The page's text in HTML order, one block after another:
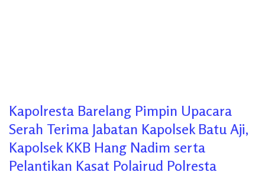
Kapolresta Barelang Pimpin Upacara
Serah Terima Jabatan Kapolsek Batu Aji,
Kapolsek KKB Hang Nadim serta
Pelantikan Kasat Polairud Polresta